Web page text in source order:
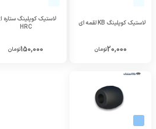
لاستیک کوپلینگ KB لقمه ای
20,000تومان
لاستیک کوپلینگ ستاره
HRC
150,000تومان